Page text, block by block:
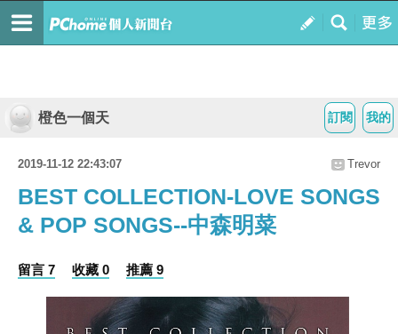
我的
訂閱
橙色一個天
2019-11-12 22:43:07 Trevor
BEST COLLECTION-LOVE SONGS
& POP SONGS--中森明菜
留言 7 收藏 0 推薦 9